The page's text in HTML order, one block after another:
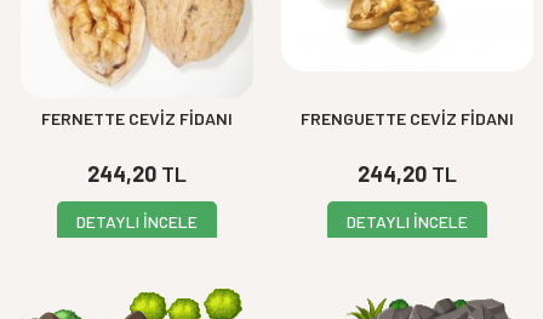
FRENGUETTE CEVİZ FİDANI
244,20TL
DETAYLI İNCELE
HOWARD CEVİZ FİDANI
244,20TL
DETAYLI İNCELE